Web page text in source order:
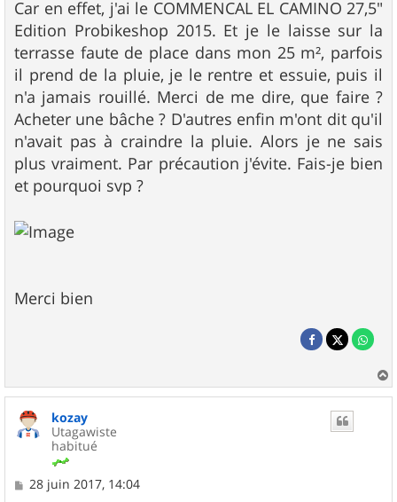
Car en effet, j'ai le COMMENCAL EL CAMINO 27,5"
Edition Probikeshop 2015. Et je le laisse sur la
terrasse faute de place dans mon 25 m², parfois
il prend de la pluie, je le rentre et essuie, puis il
n'a jamais rouillé. Merci de me dire, que faire ?
Acheter une bâche ? D'autres enfin m'ont dit qu'il
n'avait pas à craindre la pluie. Alors je ne sais
plus vraiment. Par précaution j'évite. Fais-je bien
et pourquoi svp ?
Merci bien
a
kozay
Utagawiste
habitué
M
28 juin 2017, 14:04